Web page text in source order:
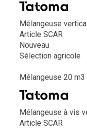
Mélangeuse
Article SCAR
Nouveau
Sélection agricole
Mélangeuse 20
Mélangeuse à vis
Article SCAR